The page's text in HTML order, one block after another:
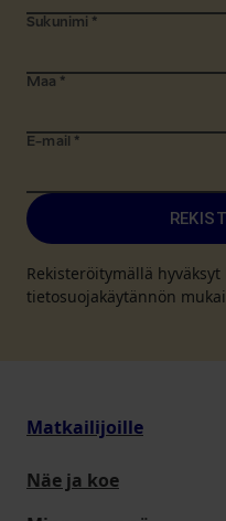
Sukunimi *
Maa *
E-mail *
Rekisteröitymällä
tietosuojakäytännön
Matkailijoille
Näe ja koe